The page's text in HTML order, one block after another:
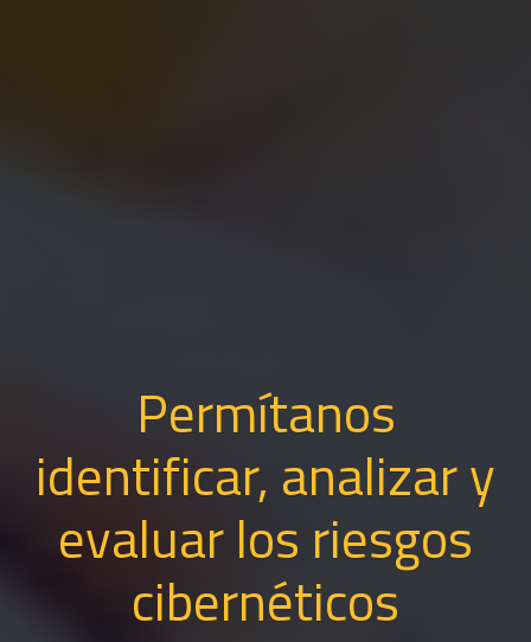
Permítanos
identificar, analizar y
evaluar los riesgos
cibernéticos